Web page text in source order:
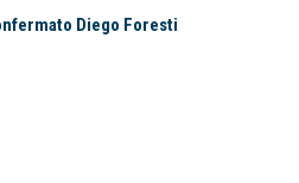
Diego Foresti